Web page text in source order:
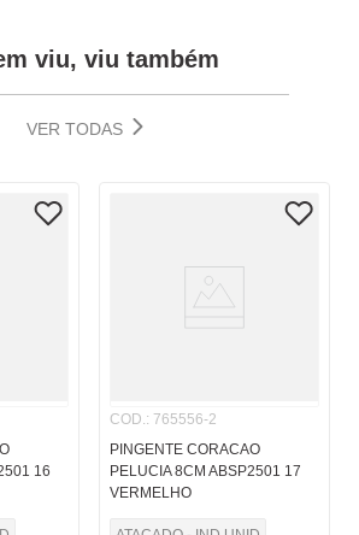
viu, viu também
VER TODAS
16
COD.: 765556-2
PINGENTE CORACAO
PELUCIA 8CM ABSP2501 17
VERMELHO